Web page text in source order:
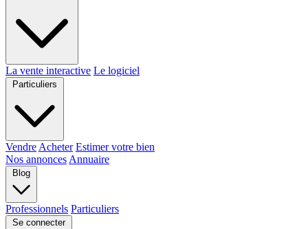
La vente interactive Le logiciel
Particuliers
Vendre Acheter Estimer votre bien
Nos annonces Annuaire
Blog
Professionnels Particuliers
Se connecter